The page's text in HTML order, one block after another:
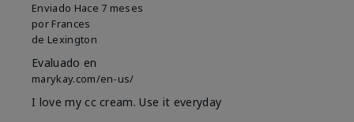
Enviado Hace 7 meses
por Frances
de Lexington
Evaluado en
marykay.com/en-us/
I love my cc cream. Use it everyday